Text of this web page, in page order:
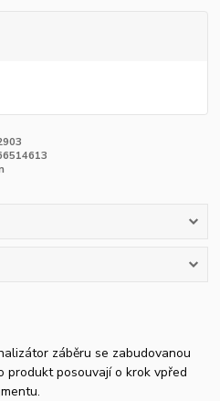
záběru se zabudovanou
produkt posouvají o krok vpřed